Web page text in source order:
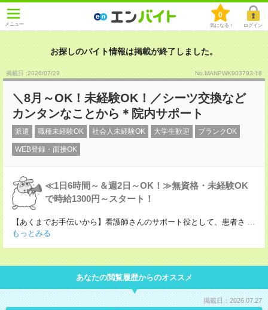
メニュー
0
気になる！ ログイン
お探しのバイト情報は掲載が終了しました。
掲載日 :2026/07/29 No.MANPWK903793-18
＼8月～OK！未経験OK！／シーツ交換など
カンタンなことから＊院内サポート
派遣 職種未経験OK 社会人未経験OK 大学生歓迎 ブランクOK
WEB登録・面接OK
≪1日6時間～＆週2日～OK！≫無資格・未経験OK
で時給1300円～スタート！
【あくまでお手伝いから】看護師さんのサポート役として、患者さ ...
もっとみる
あなたの閲覧履歴からのオススメ
掲載日：2026.07.27